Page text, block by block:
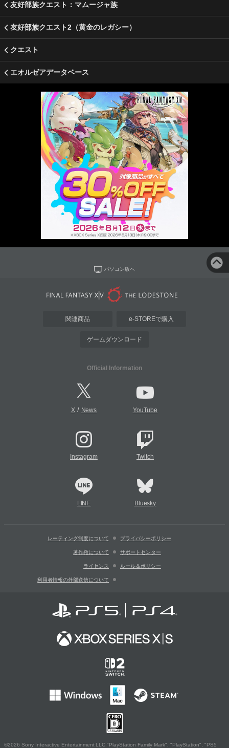
友好部族クエスト：マムージャ族
友好部族クエスト2（黄金のレガシー）
クエスト
エオルゼアデータベース
パソコン版へ
関連商品 e-STOREで購入
ゲームダウンロード
Official Information
X/ News YouTube
Instagram Twitch
LINE Bluesky
レーティング制度について プライバシーポリシー
著作権について サポートセンター
ライセンス ルール＆ポリシー
利用者情報の外部送信について
©2026 Sony Interactive Entertainment LLC."PlayStation Family Mark", "PlayStation", "PS5